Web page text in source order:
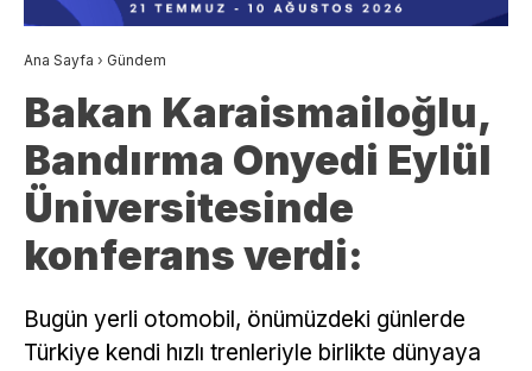
Ana Sayfa › Gündem
Bakan Karaismailoğlu,
Bandırma Onyedi Eylül
Üniversitesinde
konferans verdi:
Bugün yerli otomobil, önümüzdeki günlerde
Türkiye kendi hızlı trenleriyle birlikte dünyaya